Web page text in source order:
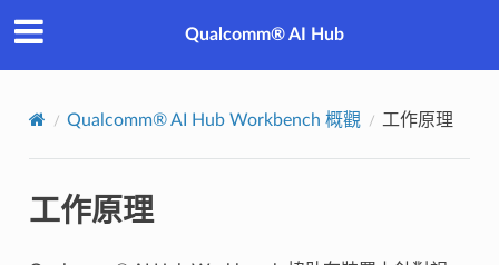
Qualcomm® AI Hub
Qualcomm® AI Hub Workbench 概觀 工作原理
工作原理